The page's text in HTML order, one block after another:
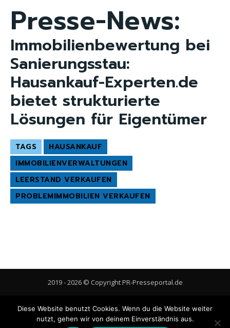
Presse-News:
Immobilienbewertung bei
Sanierungsstau:
Hausankauf-Experten.de
bietet strukturierte
Lösungen für Eigentümer
TAGS
HAUSANKAUF
IMMOBILIENVERWALTUNGEN
LEERSTAND VERKAUFEN
PROBLEMIMMOBILIEN VERKAUFEN
2019 - 2026 © Copyright PR-Presseportal.de
Gastbeitrag veröffentlichen Cookie-Richtlinie (EU)
Diese Website benutzt Cookies. Wenn du die Website weiter
nutzt, gehen wir von deinem Einverständnis aus.